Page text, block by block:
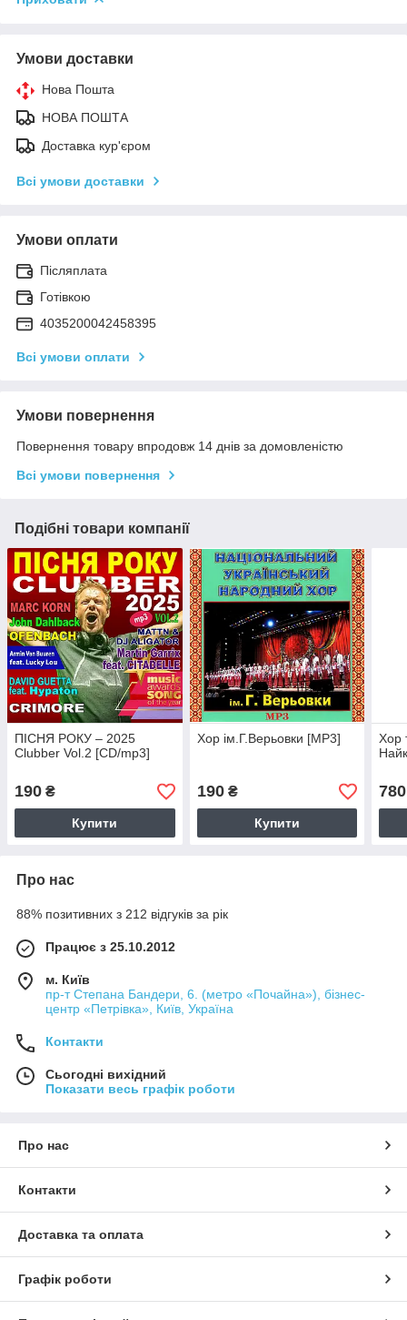
Умови доставки
Нова Пошта
НОВА ПОШТА
Доставка кур'єром
Всі умови доставки
Умови оплати
Післяплата
Готівкою
4035200042458395
Всі умови оплати
Умови повернення
Повернення товару впродовж 14 днів за домовленістю
Всі умови повернення
Подібні товари компанії
ПІСНЯ РОКУ – 2025
Clubber Vol.2 [CD/mp3]
190 ₴
Купити
Хор ім.Г.Верьовки [MP3]
190₴
Купити
Хор
780
Про нас
88% позитивних з 212 відгуків за рік
Працює з 25.10.2012
м. Київ
пр-т Степана Бандери, 6. (метро «Почайна»), бізнес-
центр «Петрівка», Київ, Україна
Контакти
Сьогодні вихідний
Показати весь графік роботи
Про нас
Контакти
Доставка та оплата
Графік роботи